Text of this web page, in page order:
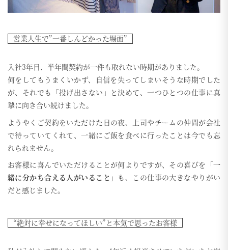
営業人生で”一番しんどかった場面”
入社3年目、半年間契約が一件も取れない時期がありました。
何をしてもうまくいかず、自信を失ってしまいそうな時期でした
が、それでも「投げ出さない」と決めて、一つひとつの仕事に真
摯に向き合い続けました。
ようやくご契約をいただけた日の夜、上司やチームの仲間が会社
で待っていてくれて、一緒にご飯を食べに行ったことは今でも忘
れられません。
お客様に喜んでいただけることが何よりですが、その喜びを 「一
緒に分かち合える人がいること」 も、この仕事の大きなやりがい
だと感じました。
“絶対に幸せになってほしい”と本気で思ったお客様